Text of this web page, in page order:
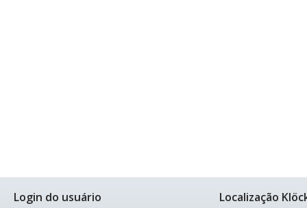
Login do usuário Localização